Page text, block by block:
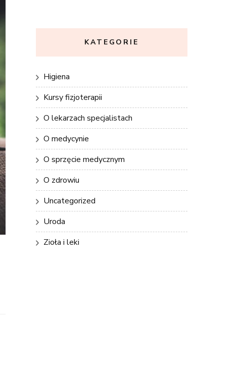
KATEGORIE
Higiena
Kursy fizjoterapii
O lekarzach specjalistach
O medycynie
O sprzęcie medycznym
O zdrowiu
Uncategorized
Uroda
Zioła i leki